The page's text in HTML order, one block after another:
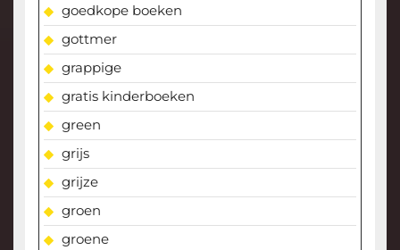
goedkope boeken
gottmer
grappige
gratis kinderboeken
green
grijs
grijze
groen
groene